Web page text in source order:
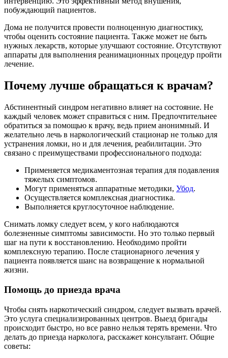
побуждающий пациентов.
Дома не получится провести полноценную диагностику,
чтобы оценить состояние пациента. Также может не быть
нужных лекарств, которые улучшают состояние. Отсутствуют
аппараты для выполнения реанимационных процедур пройти
лечение.
Почему лучше обращаться к врачам?
Абстинентный синдром негативно влияет на состояние. Не
каждый человек может справиться с ним. Предпочтительнее
обратиться за помощью к врачу, ведь прием анонимный. И
желательно лечь в наркологический стационар не только для
устранения ломки, но и для лечения, реабилитации. Это
связано с преимуществами профессионального подхода:
Применяется медикаментозная терапия для подавления
тяжелых симптомов.
Могут применяться аппаратные методики, Убод.
Осуществляется комплексная диагностика.
Выполняется круглосуточное наблюдение.
Снимать ломку следует всем, у кого наблюдаются
болезненные симптомы зависимости. Но это только первый
шаг на пути к восстановлению. Необходимо пройти
комплексную терапию. После стационарного лечения у
пациента появляется шанс на возвращение к нормальной
жизни.
Помощь до приезда врача
Чтобы снять наркотический синдром, следует вызвать врачей.
Это услуга специализированных центров. Выезд бригады
происходит быстро, но все равно нельзя терять времени. Что
делать до приезда нарколога, расскажет консультант. Общие
советы: